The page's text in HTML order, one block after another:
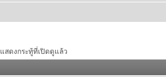
แสดงกระทู้ที่เปิดดูแล้ว